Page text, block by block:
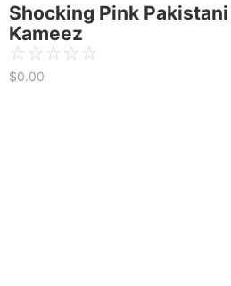
Shocking Pink
Kameez
☆☆☆☆☆
$0.00